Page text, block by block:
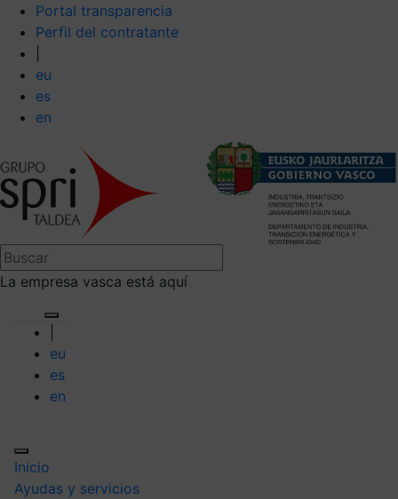
Portal transparencia
Perfil del contratante
eu
es
en
La empresa vasca está aquí
eu
es
en
Inicio
Ayudas y servicios